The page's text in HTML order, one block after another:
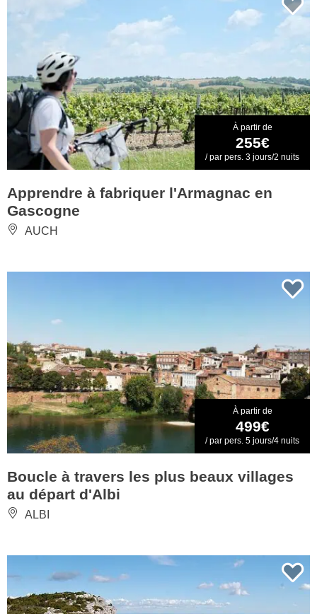
À partir de
255€
/ par pers. 3 jours/2 nuits
Apprendre à fabriquer l'Armagnac en
Gascogne
AUCH
À partir de
499€
/ par pers. 5 jours/4 nuits
Boucle à travers les plus beaux villages
au départ d'Albi
ALBI